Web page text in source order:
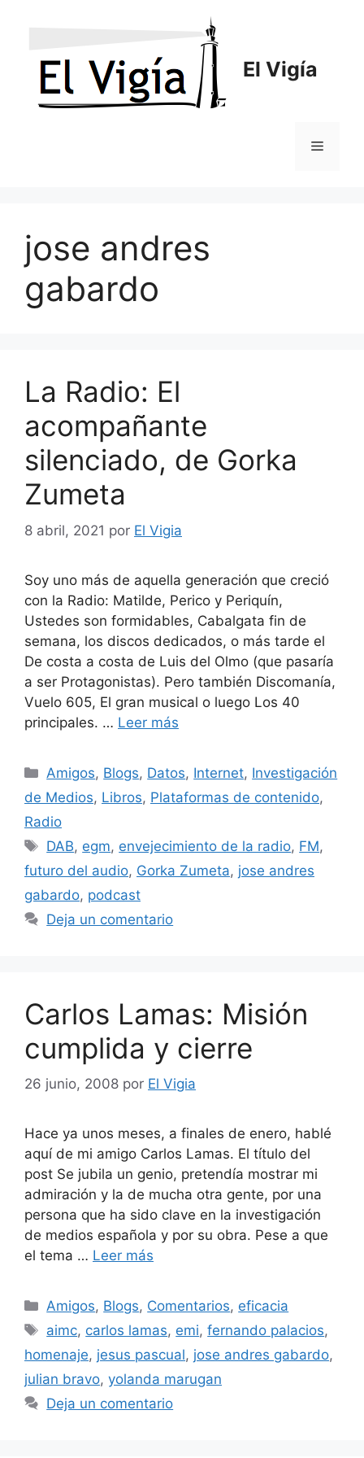
El Vigía
Menú
jose andres
gabardo
La Radio: El
acompañante
silenciado, de Gorka
Zumeta
8 abril, 2021 por El Vigia
Soy uno más de aquella generación que creció
con la Radio: Matilde, Perico y Periquín,
Ustedes son formidables, Cabalgata fin de
semana, los discos dedicados, o más tarde el
De costa a costa de Luis del Olmo (que pasaría
a ser Protagonistas). Pero también Discomanía,
Vuelo 605, El gran musical o luego Los 40
principales. … Leer más
Categorías
Amigos, Blogs, Datos, Internet, Investigación
de Medios, Libros, Plataformas de contenido,
Radio
Etiquetas
DAB, egm, envejecimiento de la radio, FM,
futuro del audio, Gorka Zumeta, jose andres
gabardo, podcast
Deja un comentario
Carlos Lamas: Misión
cumplida y cierre
26 junio, 2008 por El Vigia
Hace ya unos meses, a finales de enero, hablé
aquí de mi amigo Carlos Lamas. El título del
post Se jubila un genio, pretendía mostrar mi
admiración y la de mucha otra gente, por una
persona que ha sido clave en la investigación
de medios española y por su obra. Pese a que
el tema … Leer más
Categorías
Amigos, Blogs, Comentarios, eficacia
Etiquetas
aimc, carlos lamas, emi,fernando palacios,
homenaje, jesus pascual, jose andres gabardo,
julian bravo, yolanda marugan
Deja un comentario